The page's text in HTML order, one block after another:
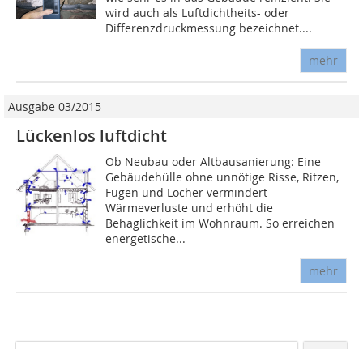
wird auch als Luftdichtheits- oder
Differenzdruckmessung bezeichnet....
mehr
Ausgabe 03/2015
Lückenlos luftdicht
Ob Neubau oder Altbausanierung: Eine
Gebäudehülle ohne unnötige Risse, Ritzen,
Fugen und Löcher vermindert
Wärmeverluste und erhöht die
Behaglichkeit im Wohnraum. So erreichen
energetische...
mehr